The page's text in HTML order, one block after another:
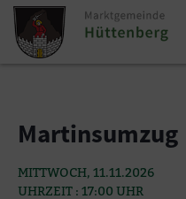
Zum Inhalt springen
Zum Seitenende
Martinsumzug
MITTWOCH, 11.11.2026
UHRZEIT : 17:00 UHR